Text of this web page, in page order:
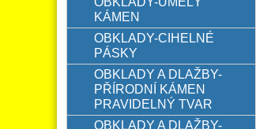
KÁMEN
OBKLADY-CIHELNÉ
PÁSKY
OBKLADY A DLAŽBY-
PŘÍRODNÍ KÁMEN
PRAVIDELNÝ TVAR
OBKLADY A DLAŽBY-